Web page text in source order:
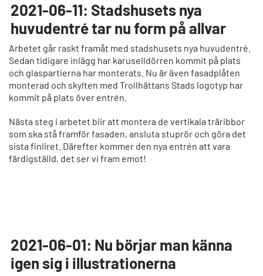
2021-06-11: Stadshusets nya
huvudentré tar nu form på allvar
Arbetet går raskt framåt med stadshusets nya huvudentré.
Sedan tidigare inlägg har karuselldörren kommit på plats
och glaspartierna har monterats. Nu är även fasadplåten
monterad och skylten med Trollhättans Stads logotyp har
kommit på plats över entrén.
Nästa steg i arbetet blir att montera de vertikala träribbor
som ska stå framför fasaden, ansluta stuprör och göra det
sista finliret. Därefter kommer den nya entrén att vara
färdigställd, det ser vi fram emot!
2021-06-01: Nu börjar man känna
igen sig i illustrationerna